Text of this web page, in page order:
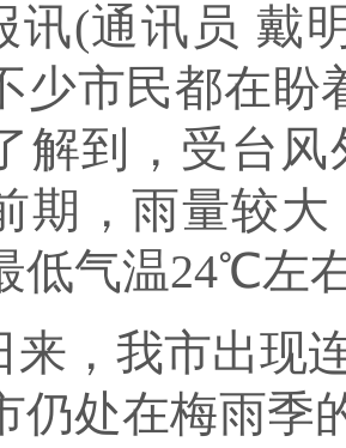
讯(通讯员 戴
少市民都在盼
解到，受台
期，雨量较
低气温24℃左
来，我市出现
仍处在梅雨季